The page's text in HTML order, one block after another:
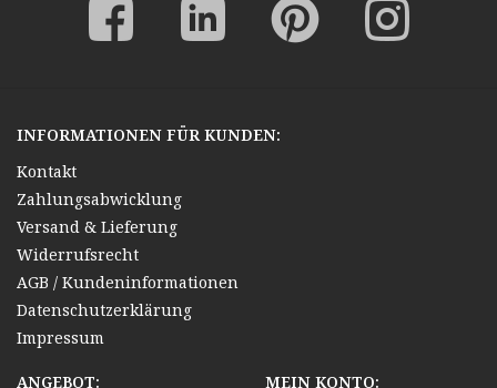
INFORMATIONEN FÜR KUNDEN:
Kontakt
Zahlungsabwicklung
Versand & Lieferung
Widerrufsrecht
AGB / Kundeninformationen
Datenschutzerklärung
Impressum
ANGEBOT: MEIN KONTO: